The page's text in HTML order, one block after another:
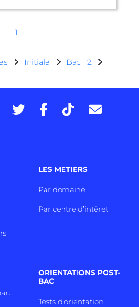
1
Initiale
Bac +2
LES METIERS
Par domaine
Par centre d’intêret
ORIENTATIONS POST-
BAC
Tests d’orientation